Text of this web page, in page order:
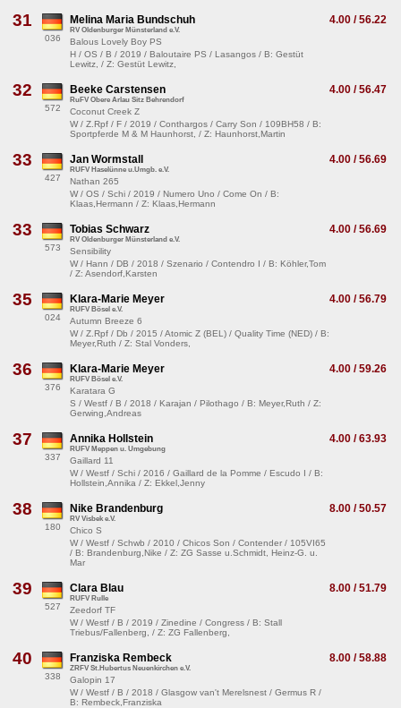
31
036
4.00 / 56.22
Melina Maria Bundschuh
RV Oldenburger Münsterland e.V.
Balous Lovely Boy PS
H / OS / B / 2019 / Baloutaire PS / Lasangos / B: Gestüt
Lewitz, / Z: Gestüt Lewitz,
32
572
4.00 / 56.47
Beeke Carstensen
RuFV Obere Arlau Sitz Behrendorf
Coconut Creek Z
W / Z.Rpf / F / 2019 / Conthargos / Carry Son / 109BH58 / B:
Sportpferde M & M Haunhorst, / Z: Haunhorst,Martin
33
427
4.00 / 56.69
Jan Wormstall
RUFV Haselünne u.Umgb. e.V.
Nathan 265
W / OS / Schi / 2019 / Numero Uno / Come On / B:
Klaas,Hermann / Z: Klaas,Hermann
33
573
4.00 / 56.69
Tobias Schwarz
RV Oldenburger Münsterland e.V.
Sensibility
W / Hann / DB / 2018 / Szenario / Contendro I / B: Köhler,Tom
/ Z: Asendorf,Karsten
35
024
4.00 / 56.79
Klara-Marie Meyer
RUFV Bösel e.V.
Autumn Breeze 6
W / Z.Rpf / Db / 2015 / Atomic Z (BEL) / Quality Time (NED) / B:
Meyer,Ruth / Z: Stal Vonders,
36
376
4.00 / 59.26
Klara-Marie Meyer
RUFV Bösel e.V.
Karatara G
S / Westf / B / 2018 / Karajan / Pilothago / B: Meyer,Ruth / Z:
Gerwing,Andreas
37
337
4.00 / 63.93
Annika Hollstein
RUFV Meppen u. Umgebung
Gaillard 11
W / Westf / Schi / 2016 / Gaillard de la Pomme / Escudo I / B:
Hollstein,Annika / Z: Ekkel,Jenny
38
180
8.00 / 50.57
Nike Brandenburg
RV Visbek e.V.
Chico S
W / Westf / Schwb / 2010 / Chicos Son / Contender / 105VI65
/ B: Brandenburg,Nike / Z: ZG Sasse u.Schmidt, Heinz-G. u.
Mar
39
527
8.00 / 51.79
Clara Blau
RUFV Rulle
Zeedorf TF
W / Westf / B / 2019 / Zinedine / Congress / B: Stall
Triebus/Fallenberg, / Z: ZG Fallenberg,
40
338
8.00 / 58.88
Franziska Rembeck
ZRFV St.Hubertus Neuenkirchen e.V.
Galopin 17
W / Westf / B / 2018 / Glasgow van't Merelsnest / Germus R /
B: Rembeck,Franziska